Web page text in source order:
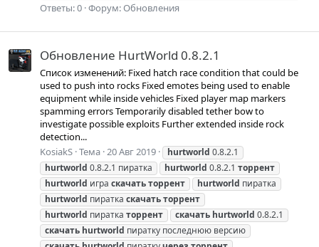
Ответы: 0 Форум:Обновления
Обновление HurtWorld 0.8.2.1
Список изменений: Fixed hatch race condition that could be
used to push into rocks Fixed emotes being used to enable
equipment while inside vehicles Fixed player map markers
spamming errors Temporarily disabled tether bow to
investigate possible exploits Further extended inside rock
detection...
KosiakS Тема 20 Авг 2019 hurtworld 0.8.2.1
hurtworld 0.8.2.1 пиратка hurtworld 0.8.2.1 торрент
hurtworld игра скачатьторрент hurtworld пиратка
hurtworld пиратка скачатьторрент
hurtworld пиратка торрент скачать hurtworld 0.8.2.1
скачать hurtworld пиратку последнюю версию